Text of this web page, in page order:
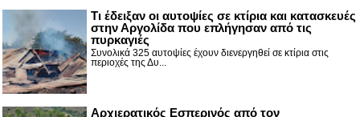
Τι έδειξαν οι αυτοψίες σε κτίρια και κατασκευές
στην Αργολίδα που επλήγησαν από τις
πυρκαγιές
Συνολικά 325 αυτοψίες έχουν διενεργηθεί σε κτίρια στις
περιοχές της Δυ...
Αρχιερατικός Εσπερινός από τον